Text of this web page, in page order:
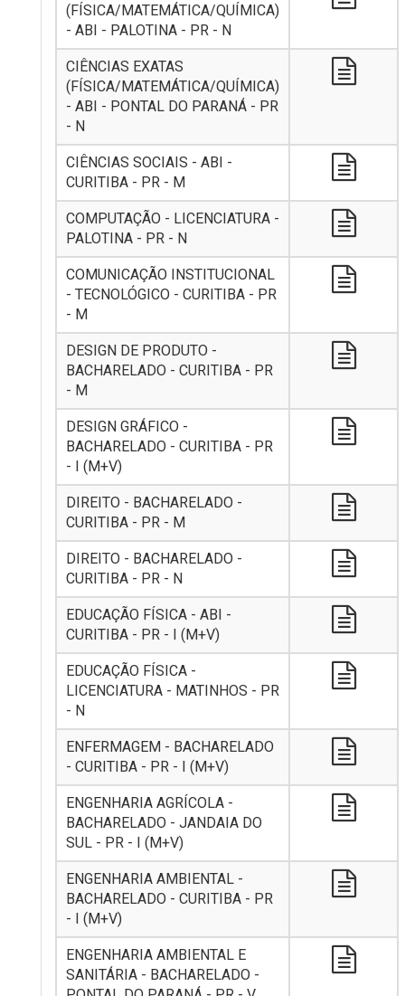
(FÍSICA/MATEMÁTICA/QUÍMICA)
- ABI - PALOTINA - PR - N
CIÊNCIAS EXATAS
(FÍSICA/MATEMÁTICA/QUÍMICA)
- ABI - PONTAL DO PARANÁ - PR
- N
CIÊNCIAS SOCIAIS - ABI -
CURITIBA - PR - M
COMPUTAÇÃO - LICENCIATURA -
PALOTINA - PR - N
COMUNICAÇÃO INSTITUCIONAL
- TECNOLÓGICO - CURITIBA - PR
- M
DESIGN DE PRODUTO -
BACHARELADO - CURITIBA - PR
- M
DESIGN GRÁFICO -
BACHARELADO - CURITIBA - PR
- I (M+V)
DIREITO - BACHARELADO -
CURITIBA - PR - M
DIREITO - BACHARELADO -
CURITIBA - PR - N
EDUCAÇÃO FÍSICA - ABI -
CURITIBA - PR - I (M+V)
EDUCAÇÃO FÍSICA -
LICENCIATURA - MATINHOS - PR
- N
ENFERMAGEM - BACHARELADO
- CURITIBA - PR - I (M+V)
ENGENHARIA AGRÍCOLA -
BACHARELADO - JANDAIA DO
SUL - PR - I (M+V)
ENGENHARIA AMBIENTAL -
BACHARELADO - CURITIBA - PR
- I (M+V)
ENGENHARIA AMBIENTAL E
SANITÁRIA - BACHARELADO -